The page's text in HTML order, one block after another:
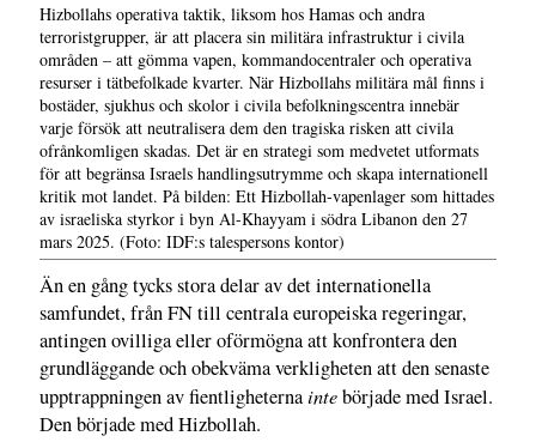
Hizbollahs operativa taktik, liksom hos Hamas och andra
terroristgrupper, är att placera sin militära infrastruktur i civila
områden – att gömma vapen, kommandocentraler och operativa
resurser i tätbefolkade kvarter. När Hizbollahs militära mål finns i
bostäder, sjukhus och skolor i civila befolkningscentra innebär
varje försök att neutralisera dem den tragiska risken att civila
ofrånkomligen skadas. Det är en strategi som medvetet utformats
för att begränsa Israels handlingsutrymme och skapa internationell
kritik mot landet. På bilden: Ett Hizbollah-vapenlager som hittades
av israeliska styrkor i byn Al-Khayyam i södra Libanon den 27
mars 2025. (Foto: IDF:s talespersons kontor)
Än en gång tycks stora delar av det internationella
samfundet, från FN till centrala europeiska regeringar,
antingen ovilliga eller oförmögna att konfrontera den
grundläggande och obekväma verkligheten att den senaste
upptrappningen av fientligheternaintebörjade med Israel.
Den började med Hizbollah.